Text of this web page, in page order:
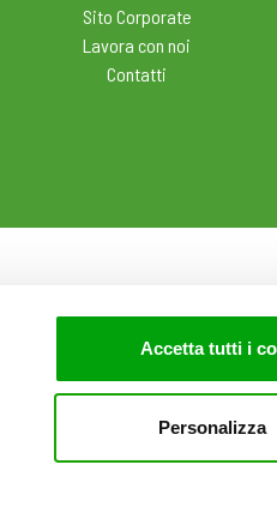
Accetta tutti i
Personalizza
Sito Corporate
Lavora con noi
Contatti